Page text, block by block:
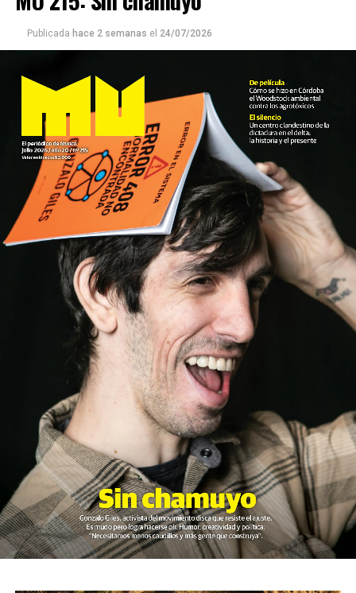
Publicada hace 2 semanas el 24/07/2026